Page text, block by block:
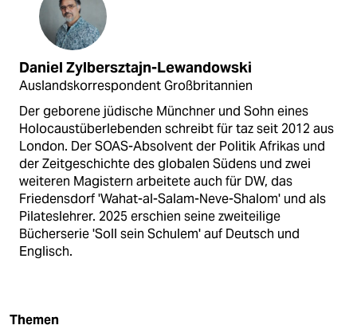
Daniel Zylbersztajn-Lewandowski
Auslandskorrespondent Großbritannien
Der geborene jüdische Münchner und Sohn eines
Holocaustüberlebenden schreibt für taz seit 2012 aus
London. Der SOAS-Absolvent der Politik Afrikas und
der Zeitgeschichte des globalen Südens und zwei
weiteren Magistern arbeitete auch für DW, das
Friedensdorf 'Wahat-al-Salam-Neve-Shalom' und als
Pilateslehrer. 2025 erschien seine zweiteilige
Bücherserie 'Soll sein Schulem' auf Deutsch und
Englisch.
Themen